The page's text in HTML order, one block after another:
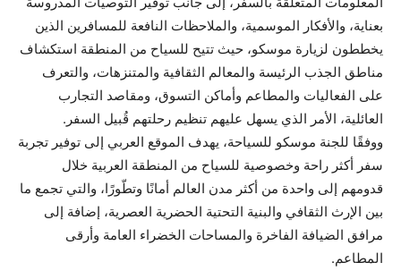
بعناية، والأفكار الموسمية، والملاحظات النافعة للمسافرين الذين
يخططون لزيارة موسكو، حيث تتيح للسياح من المنطقة استكشاف
مناطق الجذب الرئيسة والمعالم الثقافية والمتنزهات، والتعرف
على الفعاليات والمطاعم وأماكن التسوق، ومقاصد التجارب
العائلية، الأمر الذي يسهل عليهم تنظيم رحلتهم قُبيل السفر.
ووفقًا للجنة موسكو للسياحة، يهدف الموقع العربي إلى توفير تجربة
سفر أكثر راحة وخصوصية للسياح من المنطقة العربية خلال
قدومهم إلى واحدة من أكثر مدن العالم أمانًا وتطّورًا، والتي تجمع ما
بين الإرث الثقافي والبنية التحتية الحضرية العصرية، إضافة إلى
مرافق الضيافة الفاخرة والمساحات الخضراء العامة وأرقى
المطاعم.